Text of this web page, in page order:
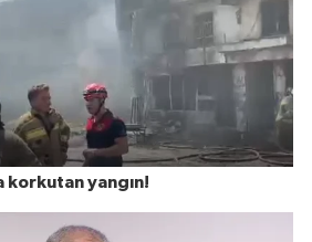
korkutan yangın!